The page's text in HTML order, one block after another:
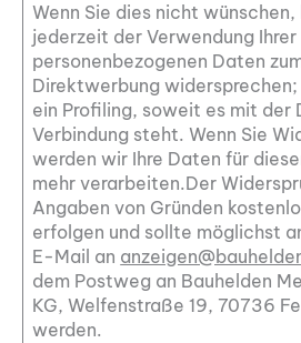
Wenn Sie dies nicht wünschen,
jederzeit der Verwendung Ihrer
personenbezogenen Daten
Direktwerbung
ein Profiling, soweit es mit der
Verbindung steht. Wenn Sie
werden wir Ihre Daten für
mehr verarbeiten.Der
Angaben von Gründen
erfolgen und sollte möglichst
E-Mail an
dem Postweg an Bauhelden
KG, Welfenstraße 19, 70736
werden.